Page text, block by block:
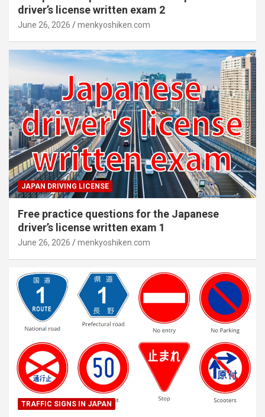
driver’s license written exam 2
June 26, 2026 menkyoshiken.com
JAPAN DRIVING LICENSE
Free practice questions for the Japanese
driver’s license written exam 1
June 26, 2026 menkyoshiken.com
TRAFFIC SIGNS IN JAPAN